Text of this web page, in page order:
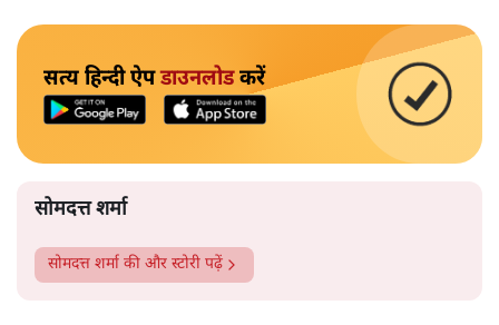
सत्य हिन्दी ऐपडाउनलोडकरें
सोमदत्त शर्मा
सोमदत्त शर्मा की और स्टोरी पढ़ें